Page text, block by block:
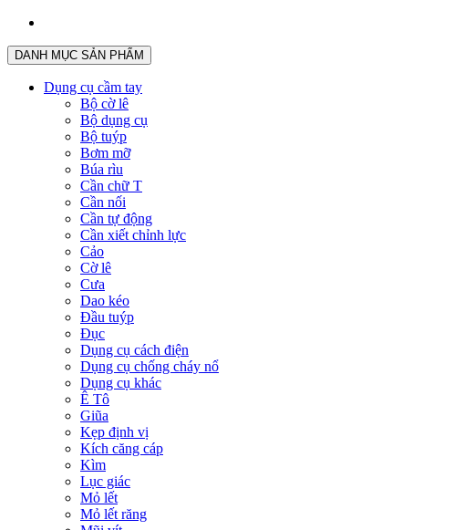
DANH MỤC SẢN PHẨM
Dụng cụ cầm tay
Bộ cờ lê
Bộ dụng cụ
Bộ tuýp
Bơm mỡ
Búa rìu
Cần chữ T
Cần nối
Cần tự động
Cần xiết chỉnh lực
Cảo
Cờ lê
Cưa
Dao kéo
Đầu tuýp
Đục
Dụng cụ cách điện
Dụng cụ chống cháy nổ
Dụng cụ khác
Ê Tô
Giũa
Kẹp định vị
Kích căng cáp
Kìm
Lục giác
Mỏ lết
Mỏ lết răng